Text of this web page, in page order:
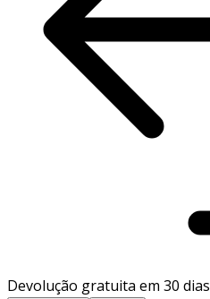
Devolução gratuita em 30 dias